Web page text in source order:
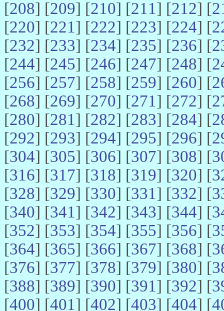
[208] [209] [210] [211] [212] [
[220] [221] [222] [223] [224] [
[232] [233] [234] [235] [236] [
[244] [245] [246] [247] [248] [
[256] [257] [258] [259] [260] [
[268] [269] [270] [271] [272] [
[280] [281] [282] [283] [284] [
[292] [293] [294] [295] [296] [
[304] [305] [306] [307] [308] [
[316] [317] [318] [319] [320] [
[328] [329] [330] [331] [332] [
[340] [341] [342] [343] [344] [
[352] [353] [354] [355] [356] [
[364] [365] [366] [367] [368] [
[376] [377] [378] [379] [380] [
[388] [389] [390] [391] [392] [
[400] [401] [402] [403] [404] [